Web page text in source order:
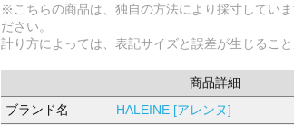
※こちらの商品は、独自の方法により採寸していま
ださい。
計り方によっては、表記サイズと誤差が生じること
商品詳細
ブランド名
HALEINE [アレンヌ]